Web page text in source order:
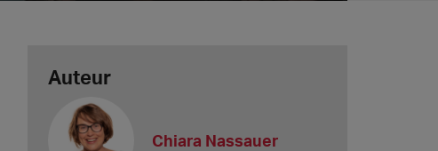
Auteur
Chiara Nassauer